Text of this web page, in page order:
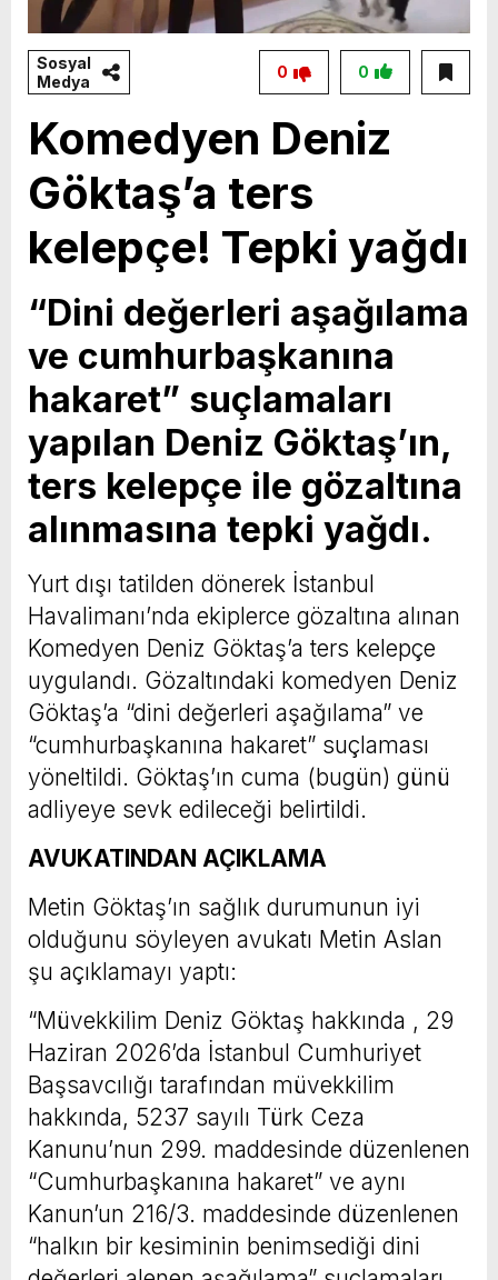
Sosyal
Medya
0
0
Komedyen Deniz
Göktaş’a ters
kelepçe! Tepki yağdı
“Dini değerleri aşağılama
ve cumhurbaşkanına
hakaret” suçlamaları
yapılan Deniz Göktaş’ın,
ters kelepçe ile gözaltına
alınmasına tepki yağdı.
Yurt dışı tatilden dönerek İstanbul
Havalimanı’nda ekiplerce gözaltına alınan
Komedyen Deniz Göktaş’a ters kelepçe
uygulandı. Gözaltındaki komedyen Deniz
Göktaş’a “dini değerleri aşağılama” ve
“cumhurbaşkanına hakaret” suçlaması
yöneltildi. Göktaş’ın cuma (bugün) günü
adliyeye sevk edileceği belirtildi.
AVUKATINDAN AÇIKLAMA
Metin Göktaş’ın sağlık durumunun iyi
olduğunu söyleyen avukatı Metin Aslan
şu açıklamayı yaptı:
“Müvekkilim Deniz Göktaş hakkında , 29
Haziran 2026’da İstanbul Cumhuriyet
Başsavcılığı tarafından müvekkilim
hakkında, 5237 sayılı Türk Ceza
Kanunu’nun 299. maddesinde düzenlenen
“Cumhurbaşkanına hakaret” ve aynı
Kanun’un 216/3. maddesinde düzenlenen
“halkın bir kesiminin benimsediği dini